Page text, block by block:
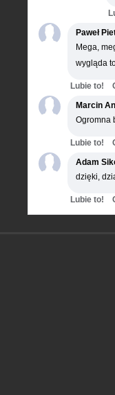
Paweł
Mega,
wygląda
Lubie to!
Marcin
Ogromna
Lubie to!
Adam
dzięki,
Lubie to!